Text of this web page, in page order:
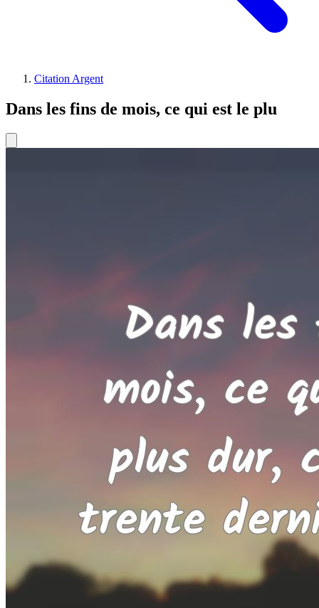
Citation Argent
Dans les fins de mois, ce qui est le plu